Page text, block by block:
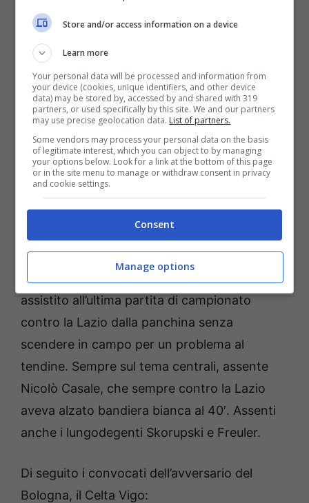
Dallinga, Dominguez,
Alla fine, quindi, LewisFergusonpartirà con
la squadra in direzione Vigo. Resta ora da
capire quanto e come il giocatore verrà
impiegato, dal suo utilizzo verranno a galla
molte indicazioni utili sul suo attuale stato di
forma.
Vincenzo Italianoritrova anche Jhon
Lucumì
assistito all’ultima partita di campionato
contro la Lazio dalla panchina senza
scendere in campo per un problema al
tendine. Sempre sul tema centrali, assente
Nicolò Casale, che sempre contro la Lazio
aveva alzato bandiera bianca al 40′. Assenti
anche i lungodegenti Skorupski e Freuler.
Di seguito i convocati dell’avversario del
Bologna, il Celta Vigo:
Store and/or access information on a device
Learn more
Your personal data will be processed and information from
your device (cookies, unique identifiers, and other device
data) may be stored by, accessed by and shared with 319
partners, or used specifically by this site. We and our partners
may use precise geolocation data. List of partners.
Some vendors may process your personal data on the basis
of legitimate interest, which you can object to by managing
your options below. Look for a link at the bottom of this page
or in the site menu to manage or withdraw consent in privacy
and cookie settings.
Consent
Manage options